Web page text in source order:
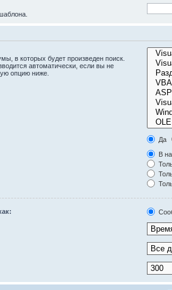
в которых будет произведен поиск.
автоматически, если вы не
опцию ниже.
Да
В